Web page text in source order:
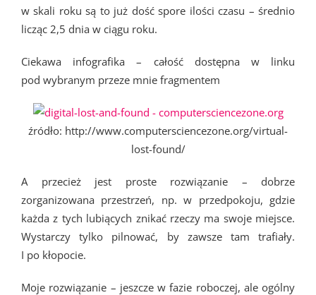
w skali roku są to już dość spore ilości czasu – średnio
licząc 2,5 dnia w ciągu roku.
Ciekawa infografika – całość dostępna w linku
pod wybranym przeze mnie fragmentem
źródło: http://www.computersciencezone.org/virtual-
lost-found/
A przecież jest proste rozwiązanie – dobrze
zorganizowana przestrzeń, np. w przedpokoju, gdzie
każda z tych lubiących znikać rzeczy ma swoje miejsce.
Wystarczy tylko pilnować, by zawsze tam trafiały.
I po kłopocie.
Moje rozwiązanie – jeszcze w fazie roboczej, ale ogólny